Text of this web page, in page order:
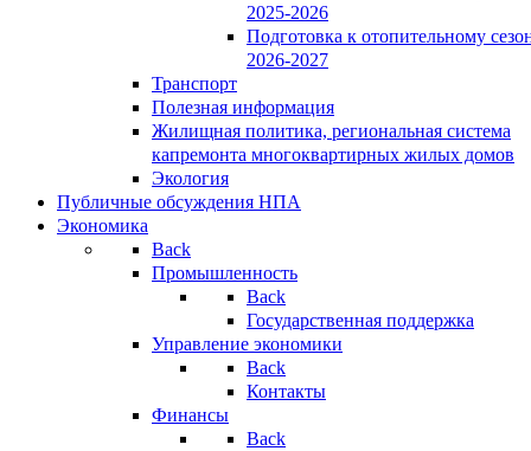
2025-2026
Подготовка к отопительному
2026-2027
Транспорт
Полезная информация
Жилищная политика, региональная система
капремонта многоквартирных жилых домов
Экология
Публичные обсуждения НПА
Экономика
Back
Промышленность
Back
Государственная поддержка
Управление экономики
Back
Контакты
Финансы
Back